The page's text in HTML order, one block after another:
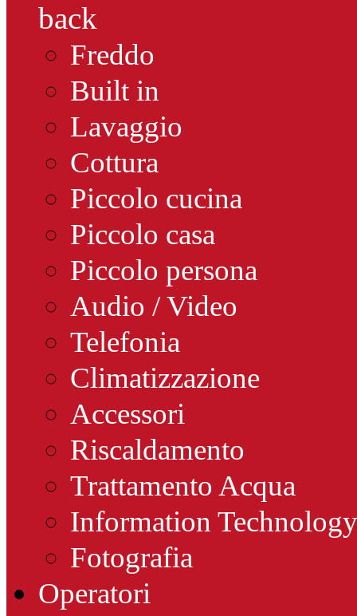
back
Freddo
Built in
Lavaggio
Cottura
Piccolo cucina
Piccolo casa
Piccolo persona
Audio / Video
Telefonia
Climatizzazione
Accessori
Riscaldamento
Trattamento Acqua
Information Technology
Fotografia
Operatori